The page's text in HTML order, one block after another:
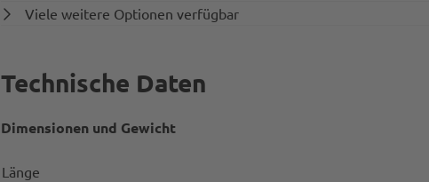
Viele weitere Optionen verfügbar
Technische Daten
Dimensionen und Gewicht
Länge